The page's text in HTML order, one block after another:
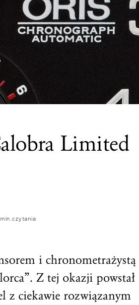
Limited
min.czytania
i chronometrażystą
Z tej okazji powstał
z ciekawie rozwiązanym